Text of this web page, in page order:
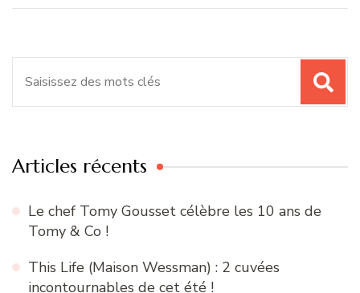
Articles récents
Le chef Tomy Gousset célèbre les 10 ans de
Tomy & Co !
This Life (Maison Wessman) : 2 cuvées
incontournables de cet été !